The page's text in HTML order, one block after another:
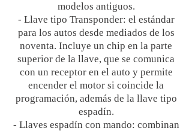
modelos antiguos.
- Llave tipo Transponder: el estándar
para los autos desde mediados de los
noventa. Incluye un chip en la parte
superior de la llave, que se comunica
con un receptor en el auto y permite
encender el motor si coincide la
programación, además de la llave tipo
espadín.
- Llaves espadín con mando: combinan